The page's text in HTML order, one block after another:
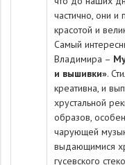
частично, они
красотой и
Самый
Владимира –
и вышивки».
креативна, и
хрустальной
образов,
чарующей
выдающимися
гусевского